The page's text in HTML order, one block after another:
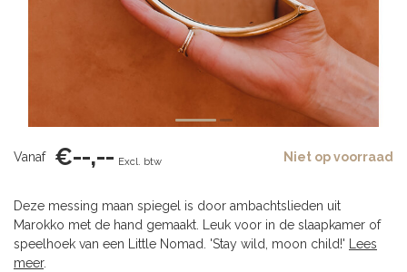
Vanaf €--,-- Excl. btw Niet op voorraad
Deze messing maan spiegel is door ambachtslieden uit
Marokko met de hand gemaakt. Leuk voor in de slaapkamer of
speelhoek van een Little Nomad. 'Stay wild, moon child!' Lees
meer.